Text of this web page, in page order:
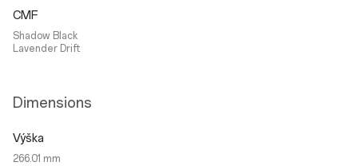
CMF
Shadow Black
Lavender Drift
Dimensions
Výška
266.01 mm